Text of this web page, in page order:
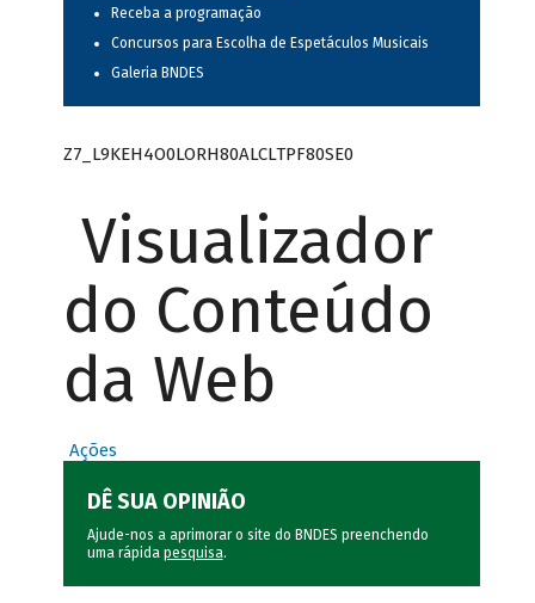
Receba a programação
Concursos para Escolha de Espetáculos Musicais
Galeria BNDES
Z7_L9KEH4O0LORH80ALCLTPF80SE0
Visualizador
do Conteúdo
da Web
Ações
DÊ SUA OPINIÃO
Ajude-nos a aprimorar o site do BNDES preenchendo
uma rápida pesquisa.